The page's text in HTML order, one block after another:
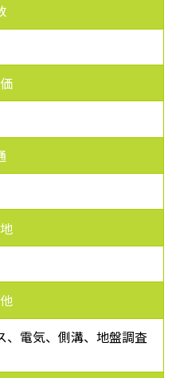
、電気、側溝、地盤調査